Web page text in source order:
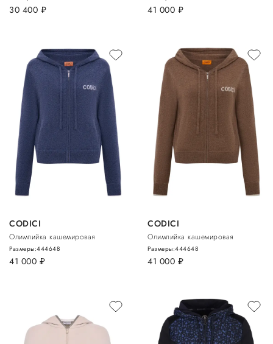
30 400 руб. 41 000 руб.
CODICI
Олимпийка кашемировая
41 000 руб.
Размеры:444648
CODICI
Олимпийка кашемировая
41 000 руб.
Размеры:444648